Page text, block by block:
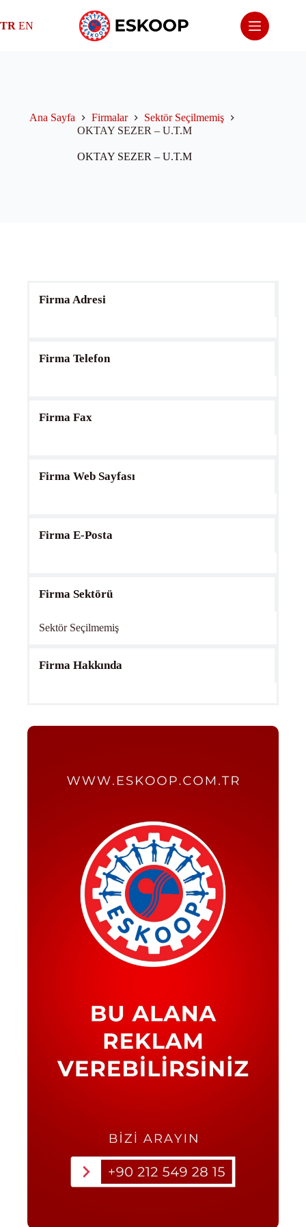
content
TR EN
Ana Sayfa Firmalar
Sektör Seçilmemiş
OKTAY SEZER – U.T.M
OKTAY SEZER – U.T.M
Firma Adresi
Firma Telefon
Firma Fax
Firma Web Sayfası
Firma E-Posta
Firma Sektörü
Sektör Seçilmemiş
Firma Hakkında